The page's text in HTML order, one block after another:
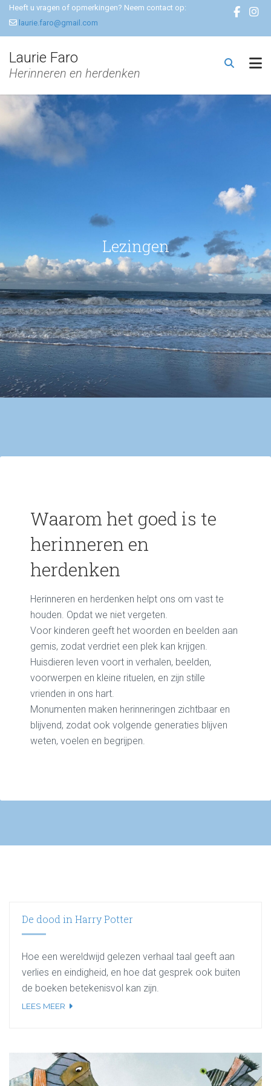
Heeft u vragen of opmerkingen? Neem contact op:
laurie.faro@gmail.com
Laurie Faro
Herinneren en herdenken
Lezingen
Waarom het goed is te
herinneren en
herdenken
Herinneren en herdenken helpt ons om vast te
houden. Opdat we niet vergeten.
Voor kinderen geeft het woorden en beelden aan
gemis, zodat verdriet een plek kan krijgen.
Huisdieren leven voort in verhalen, beelden,
voorwerpen en kleine rituelen, en zijn stille
vrienden in ons hart.
Monumenten maken herinneringen zichtbaar en
blijvend, zodat ook volgende generaties blijven
weten, voelen en begrijpen.
De dood in Harry Potter
Hoe een wereldwijd gelezen verhaal taal geeft aan
verlies en eindigheid, en hoe dat gesprek ook buiten
de boeken betekenisvol kan zijn.
LEES MEER